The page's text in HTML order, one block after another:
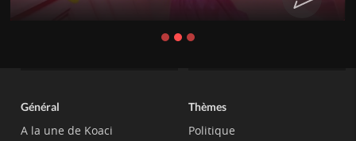
Général
A la une de Koaci
Thèmes
Politique